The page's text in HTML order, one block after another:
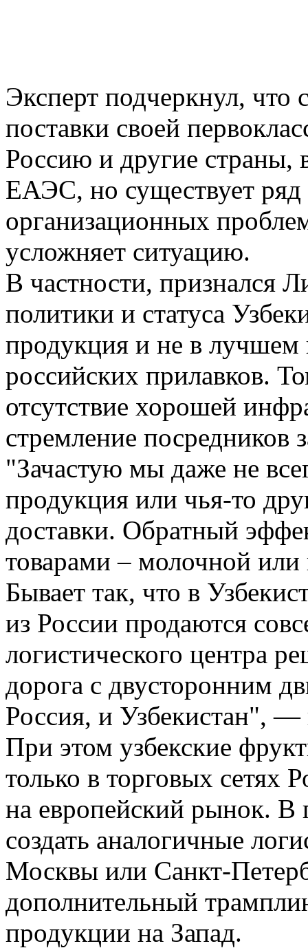
Эксперт подчеркнул, что
поставки своей
Россию и другие страны,
ЕАЭС, но существует ряд
организационных
усложняет ситуацию.
В частности, признался
политики и статуса
продукция и не в лучшем
российских прилавков.
отсутствие хорошей
стремление посредников
"Зачастую мы даже не
продукция или чья-то
доставки. Обратный
товарами – молочной
Бывает так, что в
из России продаются
логистического центра
дорога с двусторонним
Россия, и Узбекистан",
При этом узбекские
только в торговых сетях
на европейский рынок. В
создать аналогичные
Москвы или Санкт-
дополнительный
продукции на Запад.